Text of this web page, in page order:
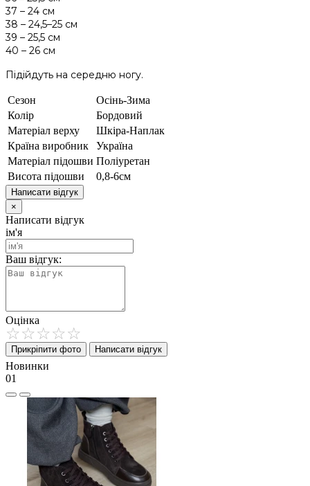
37 – 24 см
38 – 24,5–25 см
39 – 25,5 см
40 – 26 см
Підійдуть на середню ногу.
Сезон
Осінь-Зима
Колір
Бордовий
Матеріал верху
Шкіра-Наплак
Країна виробник
Україна
Матеріал підошви Поліуретан
Висота підошви
0,8-6см
Написати відгук
×
Написати відгук
ім'я
Ваш відгук:
Оцінка
Прикріпити фото Написати відгук
Новинки
01